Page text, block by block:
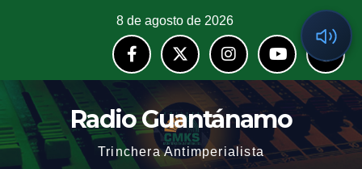
8 de agosto de 2026
Radio Guantánamo
Trinchera Antimperialista